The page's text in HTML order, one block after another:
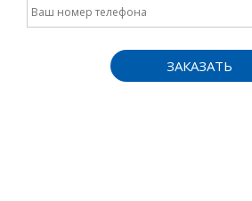
ЗАКАЗАТЬ